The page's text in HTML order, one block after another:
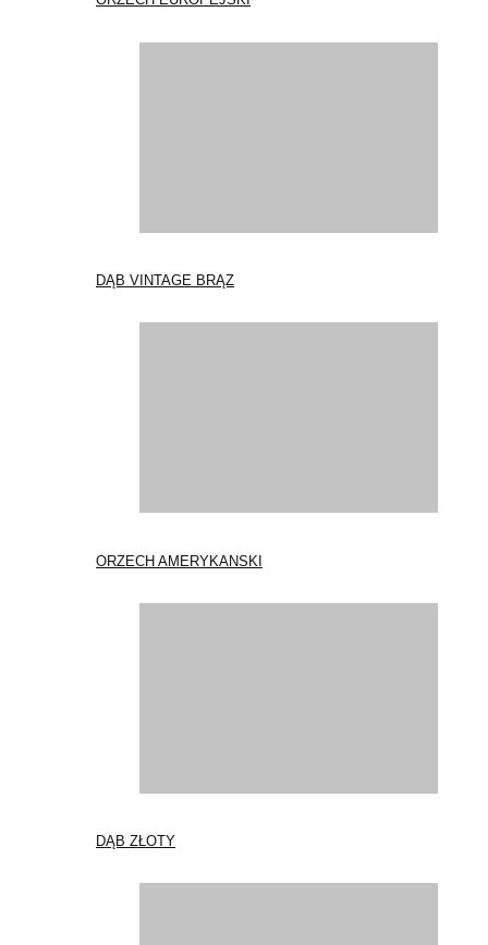
DĄB VINTAGE BRĄZ
ORZECH AMERYKANSKI
DĄB ZŁOTY